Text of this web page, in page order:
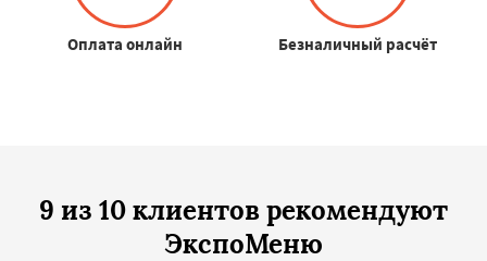
Оплата онлайн Безналичный расчёт
9 из 10 клиентов рекомендуют
ЭкспоМеню